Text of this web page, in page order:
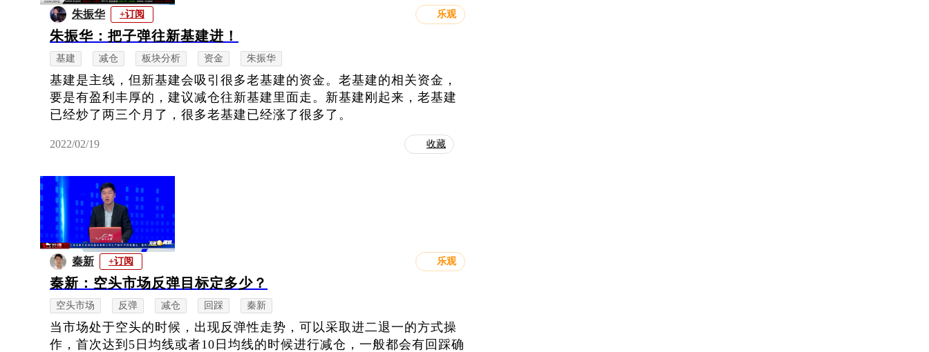
朱振华 +订阅 乐观
朱振华：把子弹往新基建进！
基建 减仓 板块分析 资金 朱振华
基建是主线，但新基建会吸引很多老基建的资金。老基建的相关资金，
要是有盈利丰厚的，建议减仓往新基建里面走。新基建刚起来，老基建
已经炒了两三个月了，很多老基建已经涨了很多了。
2022/02/19 收藏
秦新 +订阅 乐观
秦新：空头市场反弹目标定多少？
空头市场 反弹 减仓 回踩 秦新
当市场处于空头的时候，出现反弹性走势，可以采取进二退一的方式操
作，首次达到5日均线或者10日均线的时候进行减仓，一般都会有回踩确